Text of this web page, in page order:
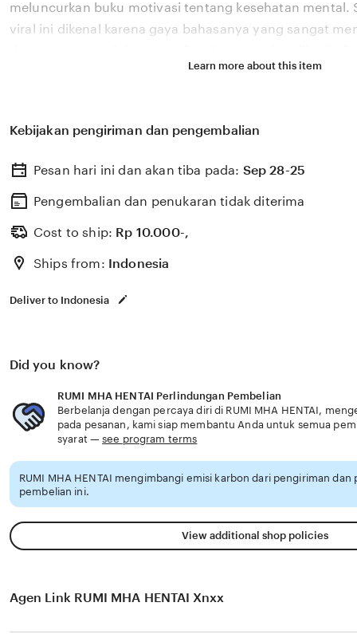
meluncurkan buku motivasi tentang kesehatan mental.
viral ini dikenal karena gaya bahasanya yang sangat
2026. Melalui sistem 🎉 yang kami kembangkan,
RUMI MHA HENTAI percaya bahwa kemandirian
berkembang pesat di pasar global. Dengan dukungan
update, kami terus memantau perkembangan
sosok viral favorit Anda secara eksklusif.
Learn more about this item
Kebijakan pengiriman dan pengembalian
Pesan hari ini dan akan tiba pada: Sep 28-25
Pengembalian dan penukaran tidak diterima
Cost to ship: Rp 10.000-,
Ships from: Indonesia
Deliver to Indonesia
Did you know?
RUMI MHA HENTAI Perlindungan Pembelian
Berbelanja dengan percaya diri di RUMI MHA HENTAI,
pada pesanan, kami siap membantu Anda untuk semua
syarat —see program terms
RUMI MHA HENTAI mengimbangi emisi karbon dari pengiriman dan
pembelian ini.
View additional shop policies
Agen Link RUMI MHA HENTAI Xnxx